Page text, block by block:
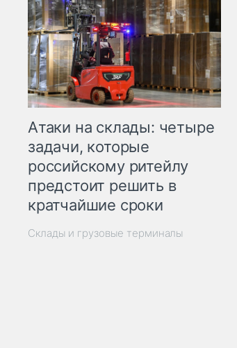
Атаки на склады: четыре
задачи, которые
российскому ритейлу
предстоит решить в
кратчайшие сроки
Склады и грузовые терминалы